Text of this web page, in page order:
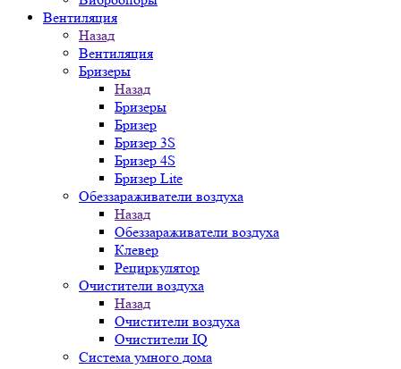
Вентиляция
Назад
Вентиляция
Бризеры
Назад
Бризеры
Бризер
Бризер 3S
Бризер 4S
Бризер Lite
Обеззараживатели воздуха
Назад
Обеззараживатели воздуха
Клевер
Рециркулятор
Очистители воздуха
Назад
Очистители воздуха
Очистители IQ
Система умного дома